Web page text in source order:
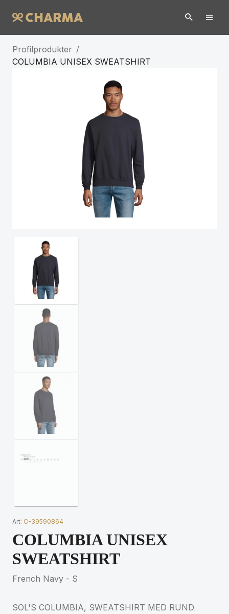
Profilprodukter /
COLUMBIA UNISEX SWEATSHIRT
Art: C-39590864
COLUMBIA UNISEX
SWEATSHIRT
French Navy - S
SOL'S COLUMBIA, SWEATSHIRT MED RUND